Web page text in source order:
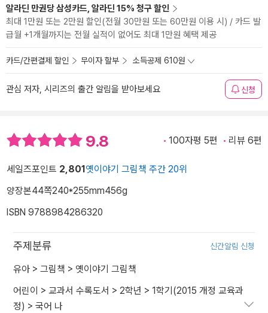
알라딘 만권당 삼성카드, 알라딘 15% 청구 할인
최대 1만원 또는 2만원 할인(전월 30만원 또는 60만원 이용 시) / 카드 발
급월 +1개월까지는 전월 실적이 없어도 최대 1만원 혜택 제공
카드/간편결제 할인 무이자 할부 소득공제 610원
관심 저자, 시리즈의 출간 알림을 받아보세요 신청
9.8 100자평 5편 리뷰 6편
세일즈포인트 2,801 옛이야기 그림책 주간 20위
양장본44쪽240*255mm456g
ISBN 9788984286320
주제분류 신간알림 신청
유아 > 그림책 > 옛이야기 그림책
어린이 > 교과서 수록도서 > 2학년 > 1학기(2015 개정 교육과
정) > 국어 나